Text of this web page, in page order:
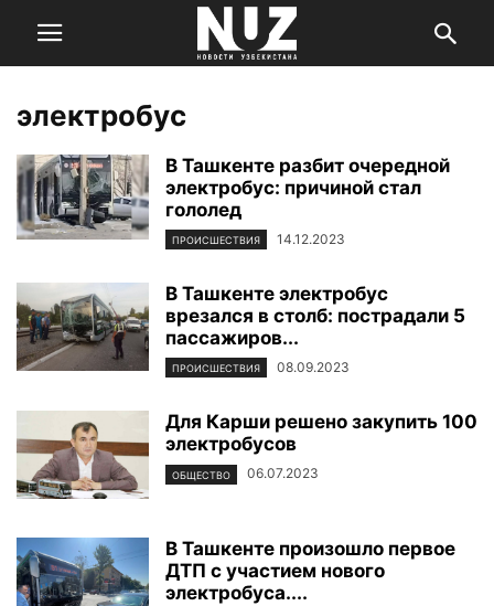
электробус
В Ташкенте разбит очередной
электробус: причиной стал
гололед
ПРОИСШЕСТВИЯ 14.12.2023
В Ташкенте электробус
врезался в столб: пострадали 5
пассажиров...
ПРОИСШЕСТВИЯ 08.09.2023
Для Карши решено закупить 100
электробусов
ОБЩЕСТВО 06.07.2023
В Ташкенте произошло первое
ДТП с участием нового
электробуса....